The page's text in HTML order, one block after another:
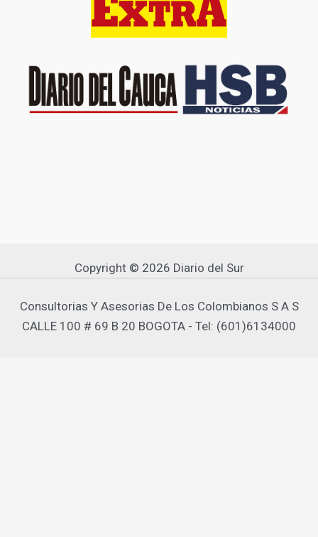
Copyright © 2026 Diario del Sur
Consultorias Y Asesorias De Los Colombianos S A S
CALLE 100 # 69 B 20 BOGOTA - Tel: (601)6134000